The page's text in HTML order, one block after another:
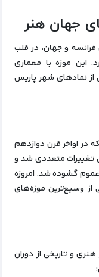
جهان هنر
فرانسه و جهان، در قلب
این موزه با معماری
نمادهای شهر پاریس
در اواخر قرن دوازدهم
تغییرات متعددی شد و
به روی عموم گشوده شد. امروزه
متر مربع، یکی از وسیع‌ترین موزه‌های
و تاریخی از دوران